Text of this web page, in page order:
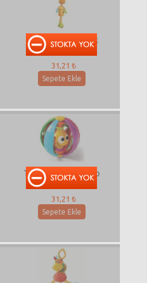
Tiny Love Zürafacık
31,21 ₺
Sepete Ekle
Tiny Love Gülen Top
31,21 ₺
Sepete Ekle